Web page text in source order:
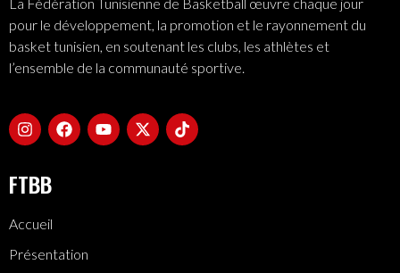
pour le développement, la promotion et le rayonnement du
basket tunisien, en soutenant les clubs, les athlètes et
l’ensemble de la communauté sportive.
FTBB
Accueil
Présentation